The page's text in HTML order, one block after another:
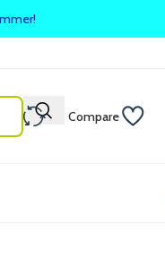
Compare